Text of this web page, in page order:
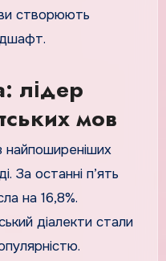
створюють
лідер
мов
найпоширеніших
За останні п’ять
на 16,8%.
діалекти стали